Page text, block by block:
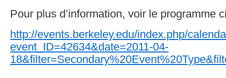
Pour plus d’information, voir le programme
http://events.berkeley.edu/index.php/
event_ID=42634&date=2011-04-